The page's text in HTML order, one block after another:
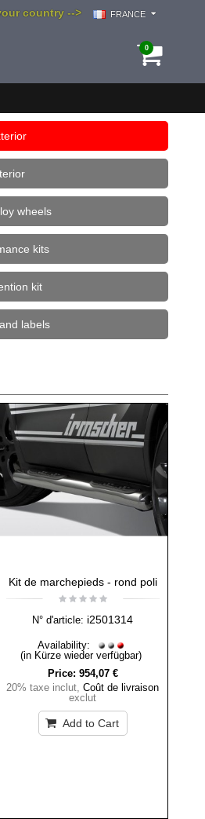
country --> FRANCE
0
wheels
kits
kit
labels
Kit de marchepieds - rond poli
N° d'article: i2501314
Availability:
(in Kürze wieder verfügbar)
Price: 954,07 €
20% taxe inclut,Coût de livraison
exclut
Add to Cart